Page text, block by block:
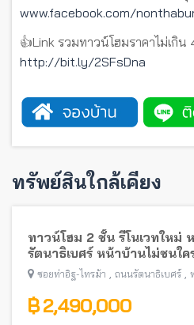
www.facebook.com/
👍Link รวมทาวน์โฮมราคาไม่เกิน
http://bit.ly/2SFsDna
ทรัพย์สินใกล้เคียง
ทาวน์โฮม 2 ชั้น รีโนเวทใหม่
รัตนาธิเบศร์ หน้าบ้านไม่ชนใ
อิฐ-ไทรม้า) พร้อมอยู่ใกล้รถไฟ
ซอยท่าอิฐ-ไทรม้า , ถนนรัตนาธิเบศร์ ,
฿ 2,490,000